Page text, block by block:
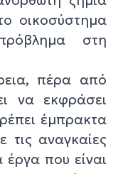
οικοσύστημα
στη
πέρα από
να εκφράσει
έμπρακτα
τις αναγκαίες
έργα που είναι